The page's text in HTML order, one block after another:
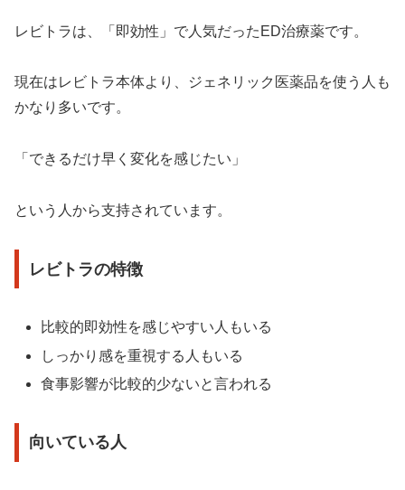
レビトラは、「即効性」で人気だったED治療薬です。
現在はレビトラ本体より、ジェネリック医薬品を使う人も
かなり多いです。
「できるだけ早く変化を感じたい」
という人から支持されています。
レビトラの特徴
比較的即効性を感じやすい人もいる
しっかり感を重視する人もいる
食事影響が比較的少ないと言われる
向いている人